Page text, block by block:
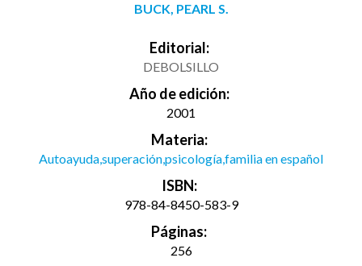
BUCK, PEARL S.
Editorial:
DEBOLSILLO
Año de edición:
2001
Materia:
Autoayuda,superación,psicología,familia en español
ISBN:
978-84-8450-583-9
Páginas:
256